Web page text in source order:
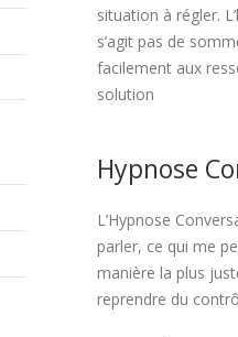
situation à régler.
s’agit pas de
facilement aux
solution
Hypnose
L’Hypnose
parler, ce qui me
manière la plus
reprendre du